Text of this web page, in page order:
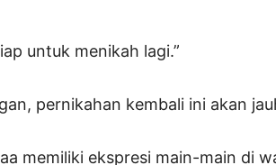
untuk menikah lagi.”
pernikahan kembali ini akan
memiliki ekspresi main-main di